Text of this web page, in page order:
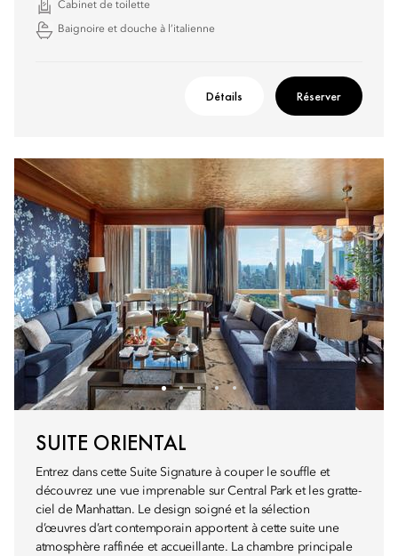
Cabinet de toilette
Baignoire et douche à l’italienne
Détails Réserver
SUITE ORIENTAL
Entrez dans cette Suite Signature à couper le souffle et
découvrez une vue imprenable sur Central Park et les gratte-
ciel de Manhattan. Le design soigné et la sélection
d’œuvres d’art contemporain apportent à cette suite une
atmosphère raffinée et accueillante. La chambre principale